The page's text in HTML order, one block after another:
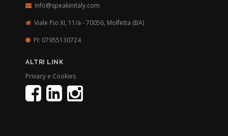
info@speakinitaly.com
Viale Pio XI, 11/a - 70056, Molfetta (BA)
PI: 07955130724
ALTRI LINK
Privacy e Cookies